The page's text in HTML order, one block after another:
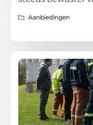
Aanbiedingen